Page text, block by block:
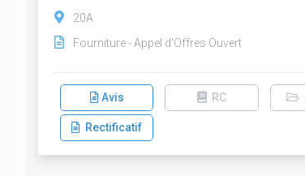
20A
Fourniture - Appel d'Offres Ouvert
Avis RC
Rectificatif